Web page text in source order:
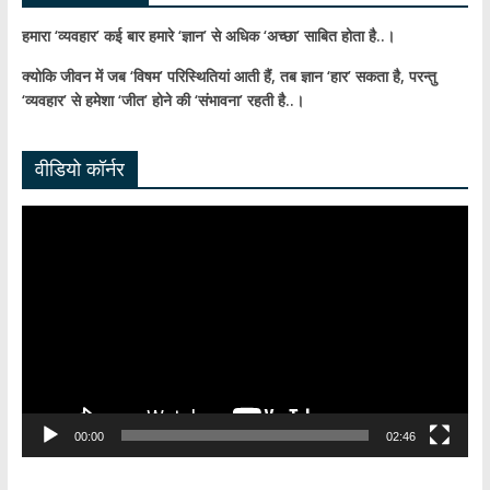
हमारा ‘व्यवहार’ कई बार हमारे ‘ज्ञान’ से अधिक ‘अच्छा’ साबित होता है..।
क्योकि जीवन में जब ‘विषम’ परिस्थितियां आती हैं,तब ज्ञान ‘हार’ सकता है,परन्तु
‘व्यवहार’ से हमेशा ‘जीत’ होने की ‘संभावना’ रहती है..।
वीडियो कॉर्नर
00:00 02:46